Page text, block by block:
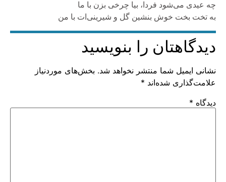
چه عيدی می‌شود فردا، بيا چرخی بزن با ما
به تخت بخت خوش بنشين گل و شيرينی‌ات با من
دیدگاهتان را بنویسید
نشانی ایمیل شما منتشر نخواهد شد. بخش‌های موردنیاز
علامت‌گذاری شده‌اند *
دیدگاه *